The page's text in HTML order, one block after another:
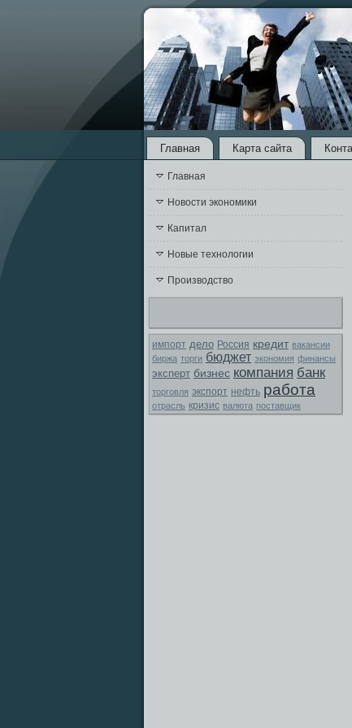
Главная Карта сайта
Главная
Новости экономики
Капитал
Новые технологии
Производство
импорт дело Россия кредит вакансии
биржа торги бюджет экономия финансы
эксперт бизнес компания банк
торговля экспорт нефть работа
отрасль кризис валюта поставщик